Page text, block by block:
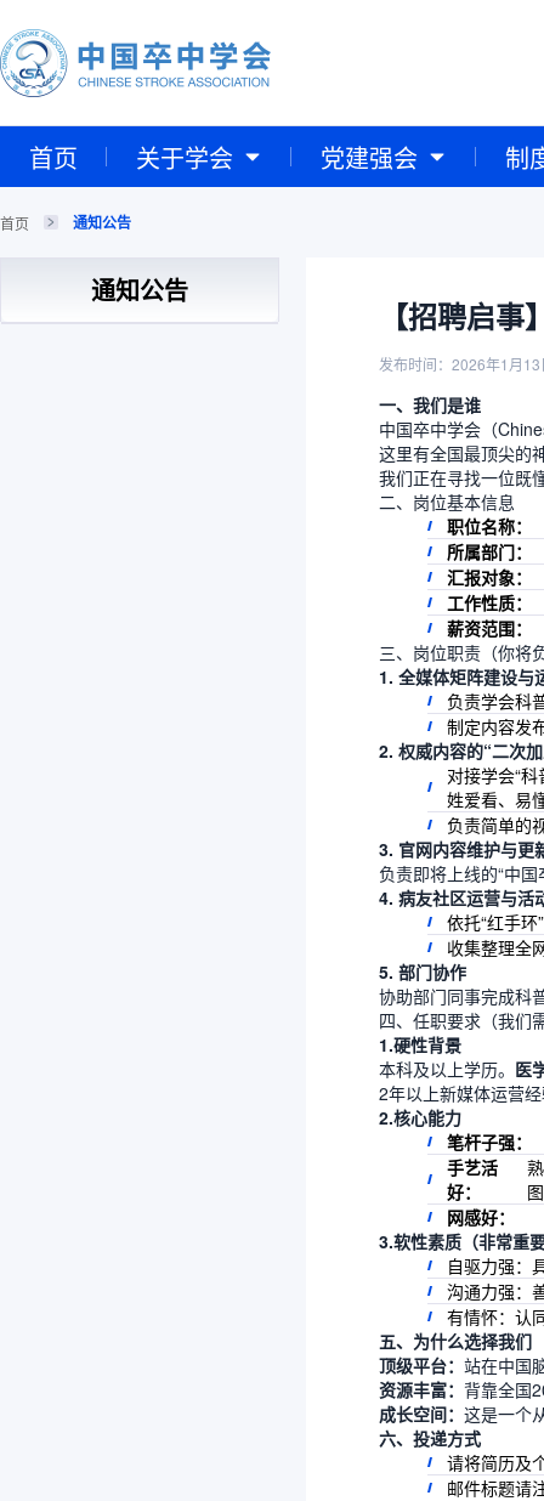
首页 关于学会 党建强会 制
首页 通知公告
通知公告
【招聘启
发布时间：2026年1月13
一、我们是谁
中国卒中学会（
这里有全国最顶尖的
我们正在寻找一位既
二、岗位基本信息
职位名称：
所属部门：
汇报对象：
工作性质：
薪资范围：
三、岗位职责（你将
1. 全媒体矩阵建设与
负责学会科
制定内容发
2. 权威内容的“二次
对接学会“
姓爱看、易
负责简单的
3. 官网内容维护与更
负责即将上线的“中
4. 病友社区运营与活
依托“红手
收集整理全
5. 部门协作
协助部门同事完成科
四、任职要求（我们
1.硬性背景
本科及以上学历。 医
2年以上新媒体运营
2.核心能力
笔杆子强：
手艺活
好：
网感好：
3.软性素质（非常重
自驱力强：
沟通力强：
有情怀：认
五、为什么选择我们
顶级平台： 站在中国
资源丰富： 背靠全国
成长空间： 这是一个
六、投递方式
请将简历及
邮件标题请